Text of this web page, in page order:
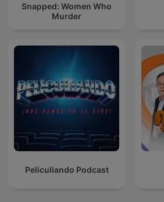
Snapped: Women Who
Murder
Peliculiando Podcast